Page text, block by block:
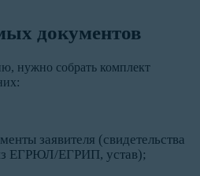
документов
нужно собрать комплект
заявителя (свидетельства
ЕГРЮЛ/ЕГРИП, устав);